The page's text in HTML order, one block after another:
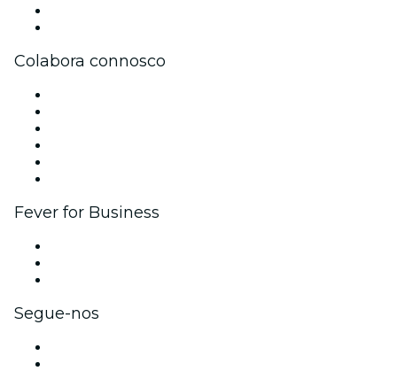
Colabora connosco
Fever for Business
Segue-nos